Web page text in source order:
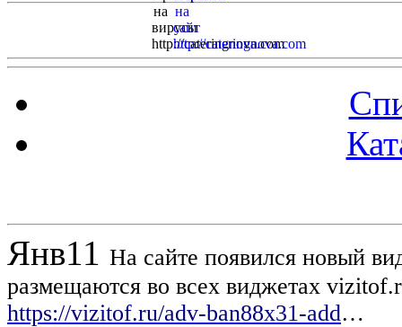
Янв11 На сайте появился новый
размещаются во всех виджетах
https://vizitof.ru/adv-ban88x31-add…